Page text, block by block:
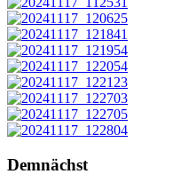
Demnächst